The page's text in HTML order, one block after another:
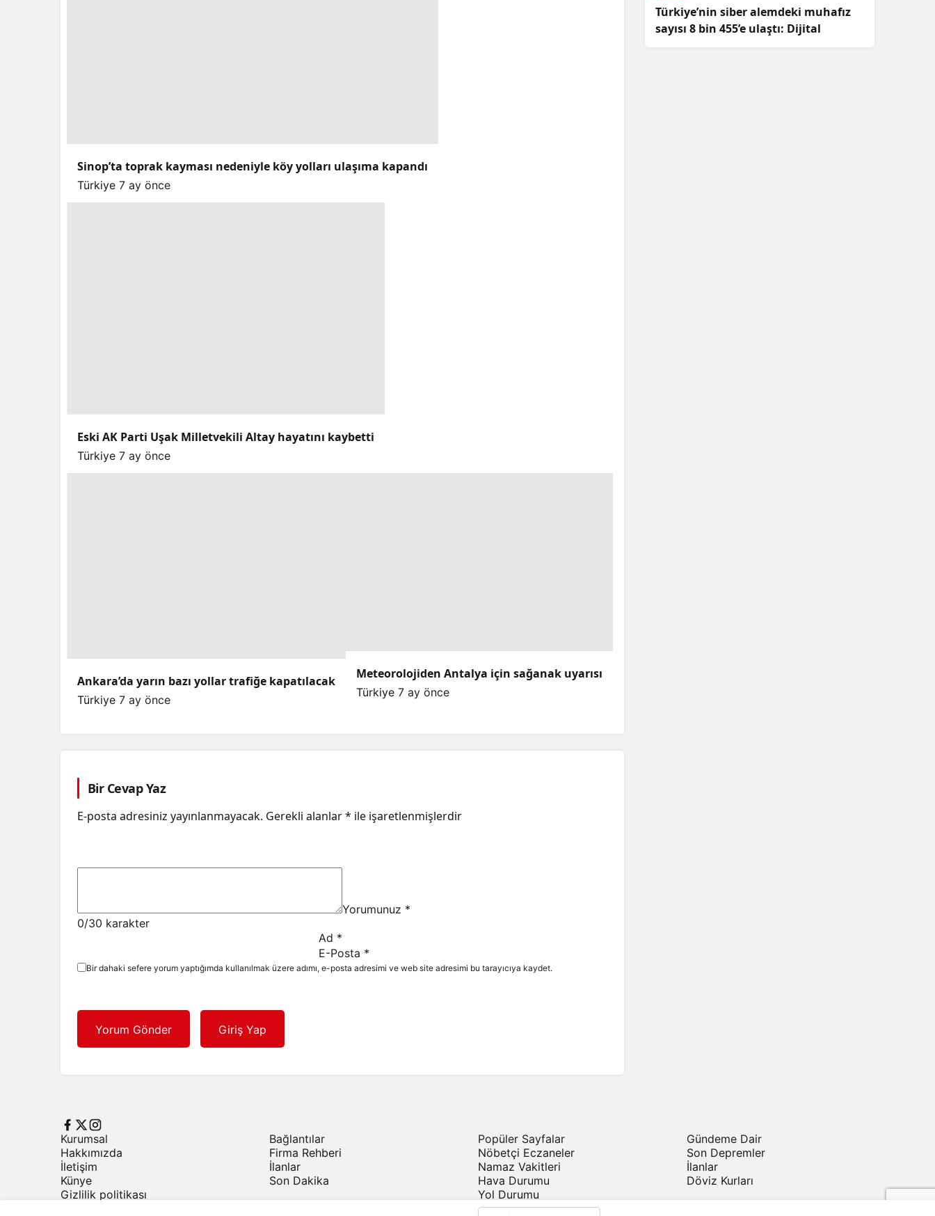
Sinop’ta toprak kayması nedeniyle köy yolları ulaşıma kapandı
Türkiye 7 ay önce
Eski AK Parti Uşak Milletvekili Altay hayatını kaybetti
Türkiye 7 ay önce
Ankara’da yarın bazı yollar trafiğe kapatılacak
Türkiye 7 ay önce
Meteorolojiden Antalya için sağanak uyarısı
Türkiye 7 ay önce
Bir Cevap Yaz
E-posta adresiniz yayınlanmayacak. Gerekli alanlar* ile işaretlenmişlerdir
Yorumunuz *
0/30 karakter
Ad *
E-Posta *
Bir dahaki sefere yorum yaptığımda kullanılmak üzere adımı, e-posta adresimi ve web site adresimi bu tarayıcıya kaydet.
Yorum Gönder Giriş Yap
Türkiye’nin siber alemdeki muhafız
sayısı 8 bin 455’e ulaştı: Dijital
Kurumsal
Hakkımızda
İletişim
Künye
Gizlilik politikası
Bağlantılar
Firma Rehberi
İlanlar
Son Dakika
Popüler Sayfalar
Nöbetçi Eczaneler
Namaz Vakitleri
Hava Durumu
Yol Durumu
Canlı TV
Gündeme Dair
Son Depremler
İlanlar
Döviz Kurları